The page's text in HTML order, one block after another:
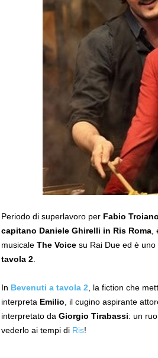
Periodo di superlavoro per Fabio Troiano
capitano Daniele Ghirelli in Ris Roma,
musicale The Voicesu Rai Due ed è uno
tavola 2.
In Bevenuti a tavola 2 , la fiction che
interpreta Emilio , il cugino aspirante
interpretato da Giorgio Tirabassi: un
vederlo ai tempi di Ris!